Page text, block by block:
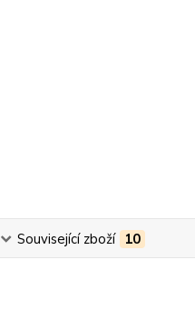
Související zboží 10